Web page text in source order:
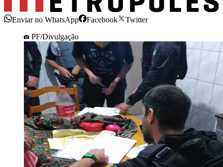
Enviar no WhatsApp Facebook
Twitter
PF/Divulgação